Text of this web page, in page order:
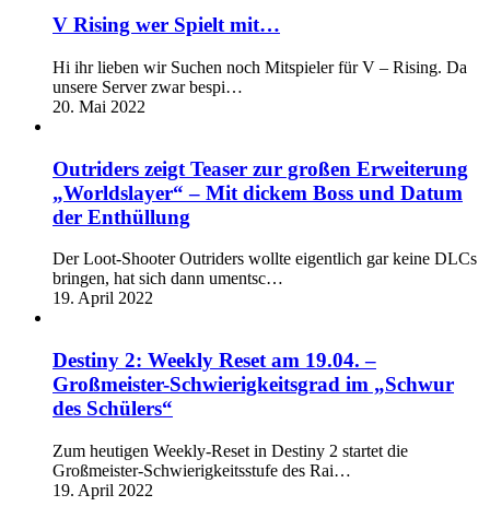
V Rising wer Spielt mit…
Hi ihr lieben wir Suchen noch Mitspieler für V – Rising. Da
unsere Server zwar bespi…
20. Mai 2022
Outriders zeigt Teaser zur großen Erweiterung
„Worldslayer“ – Mit dickem Boss und Datum
der Enthüllung
Der Loot-Shooter Outriders wollte eigentlich gar keine DLCs
bringen, hat sich dann umentsc…
19. April 2022
Destiny 2: Weekly Reset am 19.04. –
Großmeister-Schwierigkeitsgrad im „Schwur
des Schülers“
Zum heutigen Weekly-Reset in Destiny 2 startet die
Großmeister-Schwierigkeitsstufe des Rai…
19. April 2022